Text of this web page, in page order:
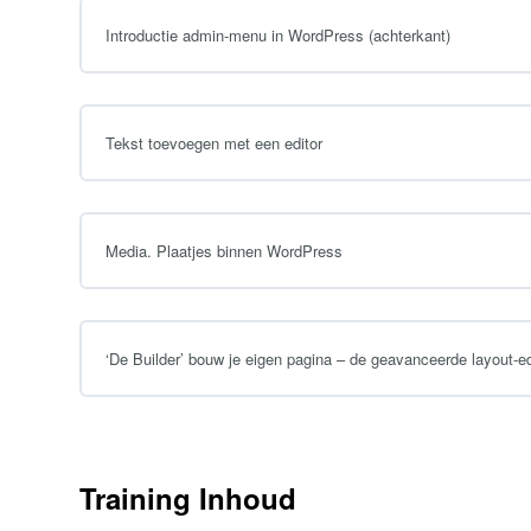
Introductie admin-menu in WordPress (achterkant)
Tekst toevoegen met een editor
Media. Plaatjes binnen WordPress
‘De Builder’ bouw je eigen pagina – de geavanceerde layout-
Training Inhoud